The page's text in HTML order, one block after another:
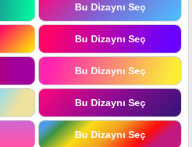
Bu Dizaynı Seç
Bu Dizaynı Seç
Bu Dizaynı Seç
Bu Dizaynı Seç
Bu Dizaynı Seç